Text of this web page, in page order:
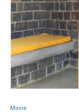
Movie